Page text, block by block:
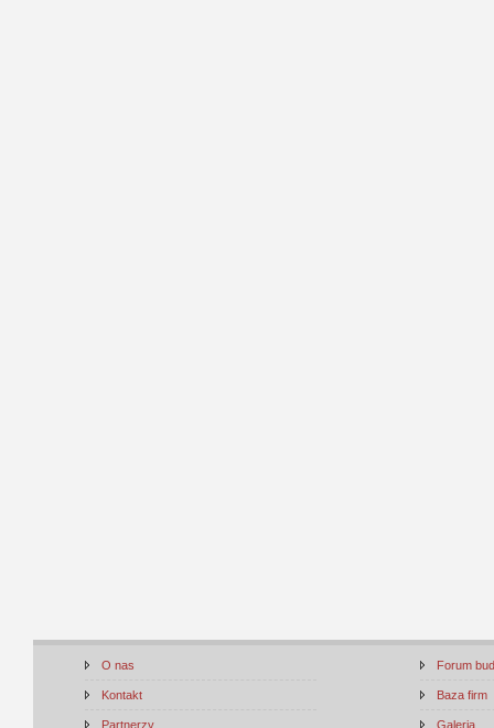
O nas
Kontakt
Partnerzy
Forum
Baza firm
Galeria